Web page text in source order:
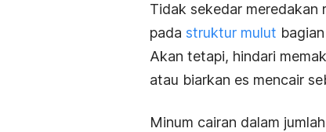
Tidak sekedar meredakan
pada struktur mulut
Akan tetapi, hindari
atau biarkan es mencair
Minum cairan dalam